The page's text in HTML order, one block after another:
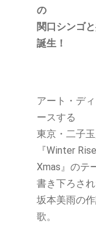
の
関口シンゴ
誕生！
アート・デ
ースする
東京・二子
『Winter
Xmas』のテ
書き下ろさ
坂本美雨の
歌。